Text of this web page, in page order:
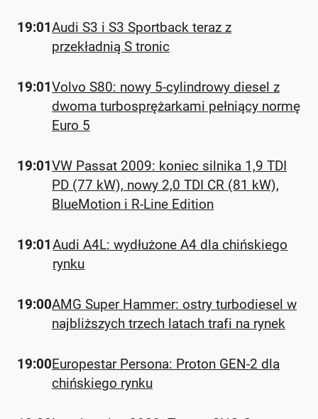
19:01Audi S3 i S3 Sportback teraz z
przekładnią S tronic
19:01Volvo S80: nowy 5-cylindrowy diesel z
dwoma turbosprężarkami pełniący normę
Euro 5
19:01VW Passat 2009: koniec silnika 1,9 TDI
PD (77 kW), nowy 2,0 TDI CR (81 kW),
BlueMotion i R-Line Edition
19:01Audi A4L: wydłużone A4 dla chińskiego
rynku
19:00AMG Super Hammer: ostry turbodiesel w
najbliższych trzech latach trafi na rynek
19:00Europestar Persona: Proton GEN-2 dla
chińskiego rynku